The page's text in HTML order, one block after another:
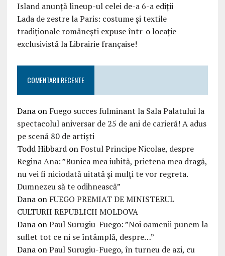
Island anunță lineup-ul celei de-a 6-a ediții
Lada de zestre la Paris: costume și textile
tradiționale românești expuse într-o locație
exclusivistă la Librairie française!
COMENTARII RECENTE
Danaon Fuego succes fulminant la Sala Palatului la
spectacolul aniversar de 25 de ani de carieră! A adus
pe scenă 80 de artiști
Todd Hibbardon Fostul Principe Nicolae, despre
Regina Ana: ”Bunica mea iubită, prietena mea dragă,
nu vei fi niciodată uitată şi mulţi te vor regreta.
Dumnezeu să te odihnească”
Danaon FUEGO PREMIAT DE MINISTERUL
CULTURII REPUBLICII MOLDOVA
DanaonPaul Surugiu-Fuego: ”Noi oamenii punem la
suflet tot ce ni se întâmplă, despre…”
DanaonPaul Surugiu-Fuego, în turneu de azi, cu